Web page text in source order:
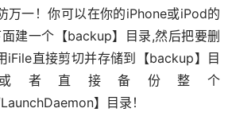
万一！你可以在你的iPhone或iPod的
建一个【backup】目录,然后把要删
iFile直接剪切并存储到【backup】目
者直接备份整个
】目录！